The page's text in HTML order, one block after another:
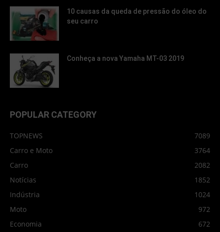
10 causas da queda de pressão do óleo do
seu carro
Conheça a nova Yamaha MT-03 2019
POPULAR CATEGORY
TOPNEWS
7089
Carro e Moto
3764
Carro
2082
Notícias
1852
Indústria
1024
Moto
972
Economia
672